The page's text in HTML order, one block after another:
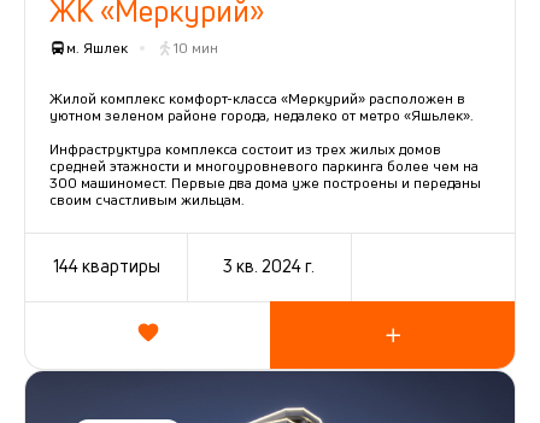
ЖК «Меркурий»
м. Яшлек 10 мин
Жилой комплекс комфорт-класса «Меркурий» расположен в
уютном зеленом районе города, недалеко от метро «Яшьлек».
Инфраструктура комплекса состоит из трех жилых домов
средней этажности и многоуровневого паркинга более чем на
300 машиномест. Первые два дома уже построены и переданы
своим счастливым жильцам.
144 квартиры 3 кв. 2024 г.